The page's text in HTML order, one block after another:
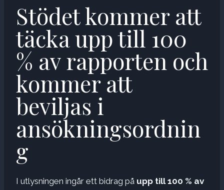
Stödet kommer att
täcka upp till 100
% av rapporten och
kommer att
beviljas i
ansökningsordnin
g
I utlysningen ingår ett bidrag på upp till 100 % av